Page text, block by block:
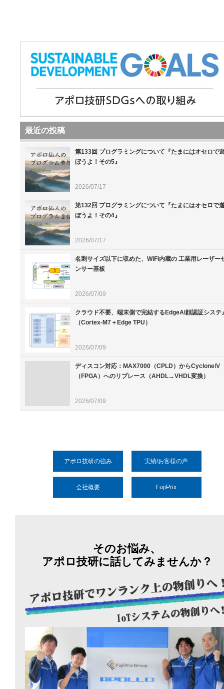
最近の投稿
第133回 プログラミングについて『たまにはオセロで
ぼうよ！その5』
2026/07/17
第132回 プログラミングについて『たまにはオセロで
ぼうよ！その4』
2026/07/17
名刺サイズ以下に収めた、WiFi内蔵の 工業用レーザー
ンサー基板
2026/07/09
クラウド不要、端末側で完結するEdgeAI顔認証システ
（Cortex-M7＋Edge TPU）
2026/07/09
ディスコン対応：MAX7000（CPLD）からCycloneⅣ
（FPGA）へのリプレース（AHDL→VHDL変換）
2026/07/09
アポロ技研の強み 実績/お客様の声
会社概要 FujiPrix
そのお悩み、
アポロ技研に話してみませんか？